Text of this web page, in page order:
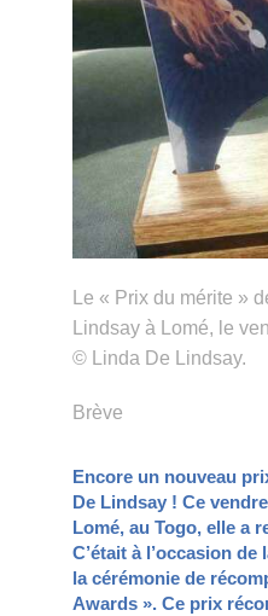
Le « Prix du mérite »
Lindsay à Lomé, le
© Linda De Lindsay.
Brève
Encore un nouveau
De Lindsay ! Ce
Lomé, au Togo, elle a
C’était à l’occasion
la cérémonie de
Awards ». Ce prix